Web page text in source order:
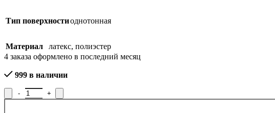
Тип поверхностиоднотонная
Материал латекс, полиэстер
4 заказа оформлено в последний месяц
999 в наличии
Количество товара Лента эластичная продержечная 9С740Ч-Г50, ширина 3 см